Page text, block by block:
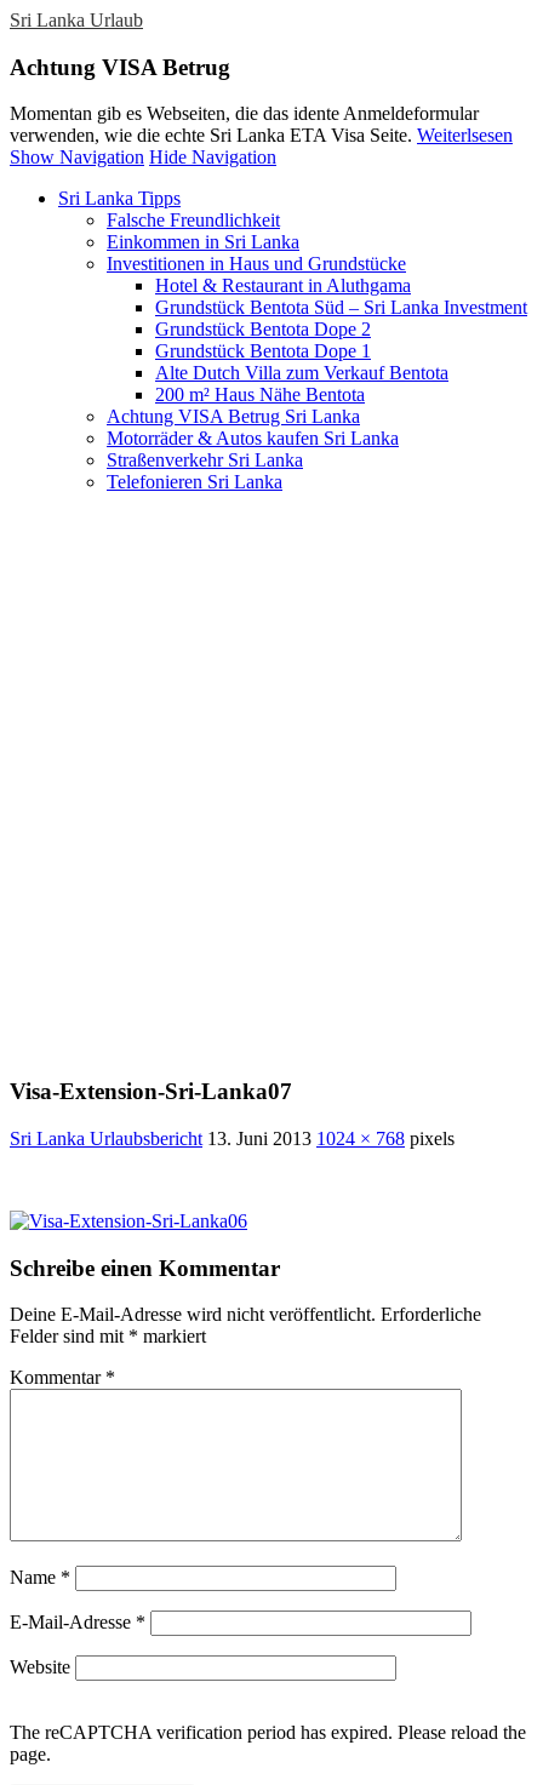
Sri Lanka Urlaub
Achtung VISA Betrug
Momentan gib es Webseiten, die das idente Anmeldeformular
verwenden, wie die echte Sri Lanka ETA Visa Seite. Weiterlsesen
Show Navigation Hide Navigation
Sri Lanka Tipps
Falsche Freundlichkeit
Einkommen in Sri Lanka
Investitionen in Haus und Grundstücke
Hotel & Restaurant in Aluthgama
Grundstück Bentota Süd – Sri Lanka Investment
Grundstück Bentota Dope 2
Grundstück Bentota Dope 1
Alte Dutch Villa zum Verkauf Bentota
200 m² Haus Nähe Bentota
Achtung VISA Betrug Sri Lanka
Motorräder & Autos kaufen Sri Lanka
Straßenverkehr Sri Lanka
Telefonieren Sri Lanka
Visa-Extension-Sri-Lanka07
Sri Lanka Urlaubsbericht 13. Juni 2013 1024 × 768 pixels
Schreibe einen Kommentar
Deine E-Mail-Adresse wird nicht veröffentlicht. Erforderliche
Felder sind mit * markiert
Kommentar *
Name *
E-Mail-Adresse *
Website
The reCAPTCHA verification period has expired. Please reload the
page.